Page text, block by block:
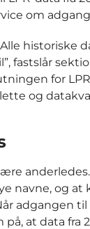
om
historiske
fastslår
for
og
navne, og
adgangen
at data fra